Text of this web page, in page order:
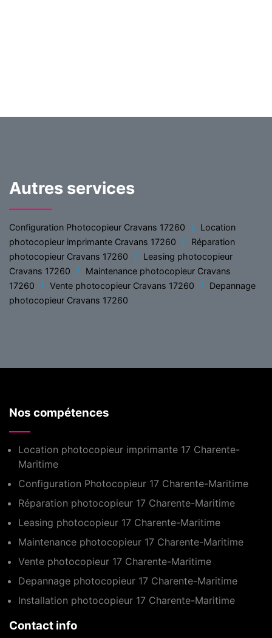
Autres services
Configuration Photocopieur Cravans 17260
Location
photocopieur imprimante Cravans 17260
Réparation
photocopieur Cravans 17260
Leasing photocopieur
Cravans 17260
Maintenance photocopieur Cravans
17260
Vente photocopieur Cravans 17260
Depannage
photocopieur Cravans 17260
Nos compétences
Location photocopieur imprimante 17 Charente-
Maritime
Configuration Photocopieur 17 Charente-Maritime
Réparation photocopieur 17 Charente-Maritime
Leasing photocopieur 17 Charente-Maritime
Maintenance photocopieur 17 Charente-Maritime
Vente photocopieur 17 Charente-Maritime
Depannage photocopieur 17 Charente-Maritime
Installation photocopieur 17 Charente-Maritime
Contact info